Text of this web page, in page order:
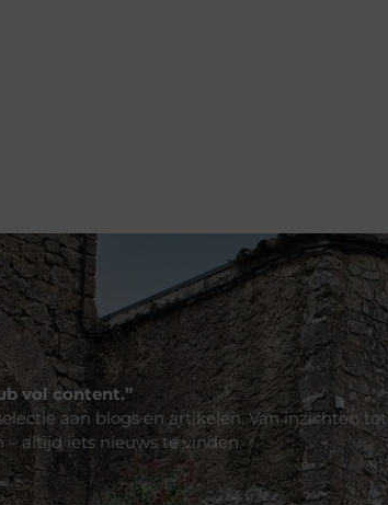
vol content.”
aan blogs en artikelen. Van inzichten tot
altijd iets nieuws te vinden.